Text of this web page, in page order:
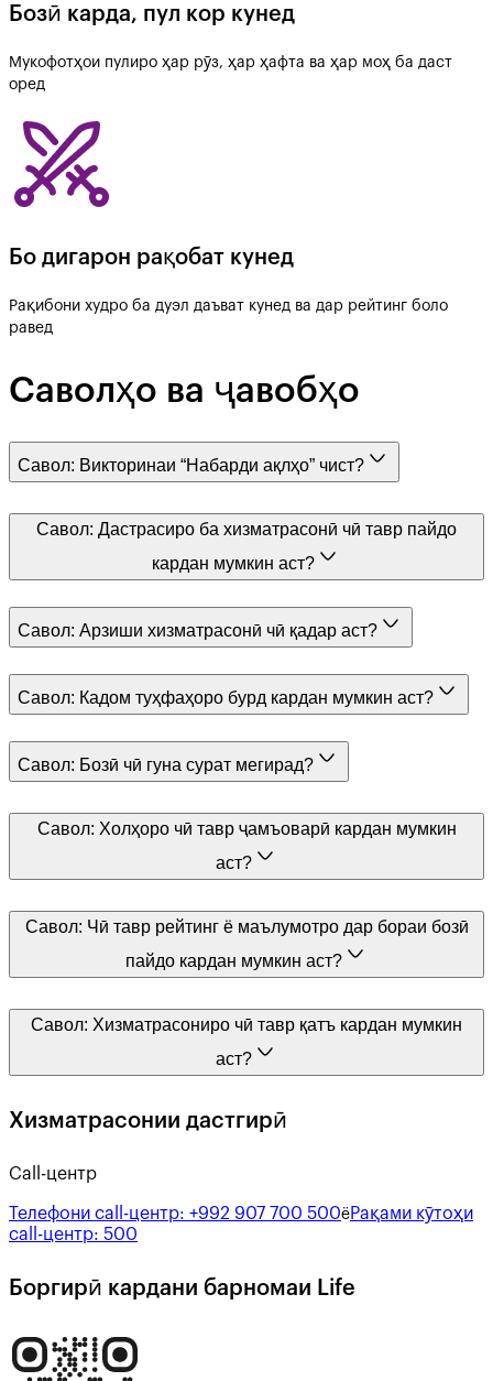
Бозӣ карда, пул кор кунед
Мукофотҳои пулиро ҳар рӯз, ҳар ҳафта ва ҳар моҳ ба даст
оред
Бо дигарон рақобат кунед
Рақибони худро ба дуэл даъват кунед ва дар рейтинг боло
равед
Саволҳо ва ҷавобҳо
Савол: Викторинаи “Набарди ақлҳо” чист?
Савол: Дастрасиро ба хизматрасонӣ чӣ тавр пайдо
кардан мумкин аст?
Савол: Арзиши хизматрасонӣ чӣ қадар аст?
Савол: Кадом туҳфаҳоро бурд кардан мумкин аст?
Савол: Бозӣ чӣ гуна сурат мегирад?
Савол: Холҳоро чӣ тавр ҷамъоварӣ кардан мумкин
аст?
Савол: Чӣ тавр рейтинг ё маълумотро дар бораи бозӣ
пайдо кардан мумкин аст?
Савол: Хизматрасониро чӣ тавр қатъ кардан мумкин
аст?
Хизматрасонии дастгирӣ
Call-центр
Телефони call-центр: +992 907 700 500ёРақами кӯтоҳи
call-центр: 500
Боргирӣ кардани барномаи Life